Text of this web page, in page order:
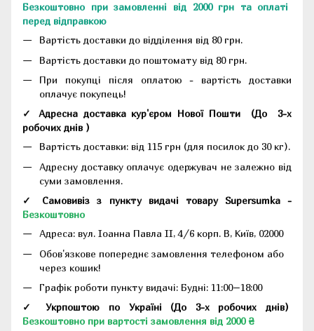
Безкоштовно при замовленні від 2000 грн та оплаті
перед відправкою
Вартість доставки до відділення від 80 грн.
Вартість доставки до поштомату від 80 грн.
При покупці після оплатою - вартість доставки
оплачує покупець!
✓ Адресна доставка кур'єром Нової Пошти (До 3-х
робочих днів )
Вартість доставки: від 115 грн (для посилок до 30 кг).
Адресну доставку оплачує одержувач не залежно від
суми замовлення.
✓ Самовивіз з пункту видачі товару Supersumka -
Безкоштовно
Адреса: вул. Іоанна Павла II, 4/6 корп. В, Київ, 02000
Обов'язкове попереднє замовлення телефоном або
через кошик!
Графік роботи пункту видачі: Будні: 11:00–18:00
✓ Укрпоштою по Україні (До 3-х робочих днів)
Безкоштовно при вартості замовлення від 2000 ₴